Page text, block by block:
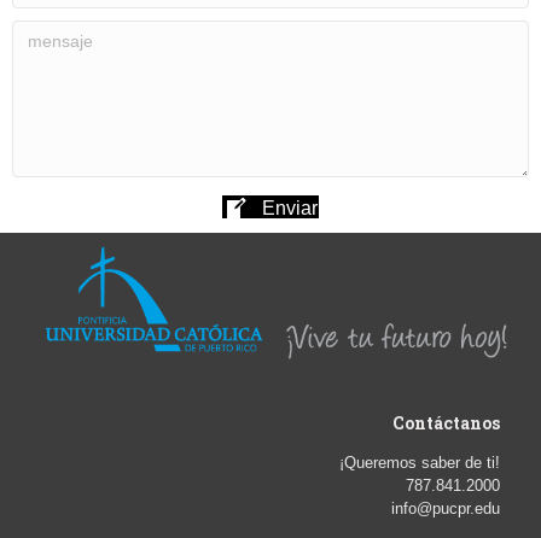
Enviar
Contáctanos
¡Queremos saber de ti!
787.841.2000
info@pucpr.edu